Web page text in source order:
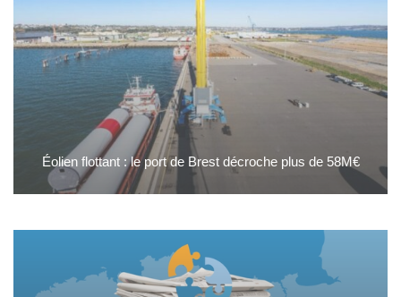
Éolien flottant : le port de Brest décroche plus de 58M€